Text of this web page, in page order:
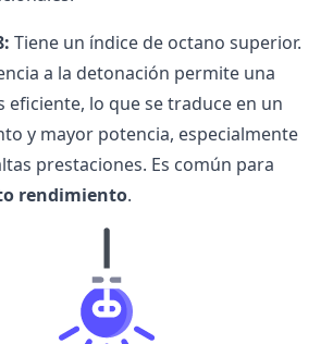
Tiene un índice de octano superior.
a la detonación permite una
eficiente, lo que se traduce en un
y mayor potencia, especialmente
prestaciones. Es común para
rendimiento.